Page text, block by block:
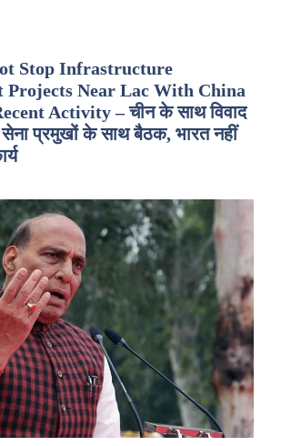
Stop Infrastructure
Projects Near Lac With China
Activity – चीन के साथ विवाद
प्रमुखों के साथ बैठक, भारत नहीं